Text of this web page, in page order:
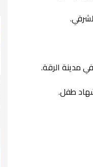
مدينة الرقة.
طفل.